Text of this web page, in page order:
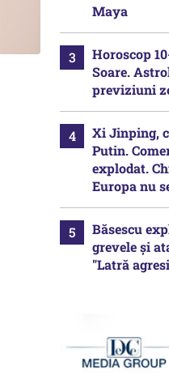
Maya
Horoscop
Soare.
previziuni
Xi Jinping,
Putin.
explodat.
Europa nu
Băsescu
grevele și
"Latră